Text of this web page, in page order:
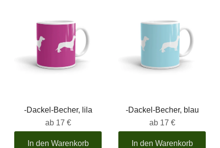
-Dackel-Becher, lila
ab 17 €
In den Warenkorb
-Dackel-Becher, blau
ab 17 €
In den Warenkorb